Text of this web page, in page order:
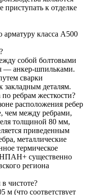
к отделке
класса А500
собой болтовыми
— анкер-шпильками.
сварки
закладным деталям.
ребрам жесткости?
расположения ребер
чем между ребрами,
толщиной 80 мм,
приведенным
металлические
термическое
существенно
региона
чистоте?
м (что соответствует